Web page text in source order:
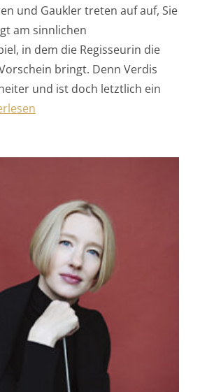
und Gaukler treten auf auf, Sie
am sinnlichen
in dem die Regisseurin die
bringt. Denn Verdis
und ist doch letztlich ein